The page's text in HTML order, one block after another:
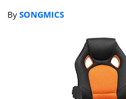
BySONGMICS